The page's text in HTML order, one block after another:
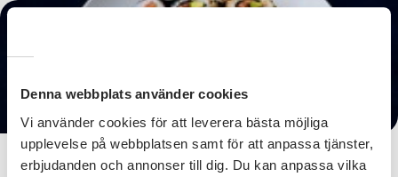
Denna webbplats använder cookies
Vi använder cookies för att leverera bästa möjliga
upplevelse på webbplatsen samt för att anpassa tjänster,
erbjudanden och annonser till dig. Du kan anpassa vilka
Matlagningskurs, Sushi - Avancerad